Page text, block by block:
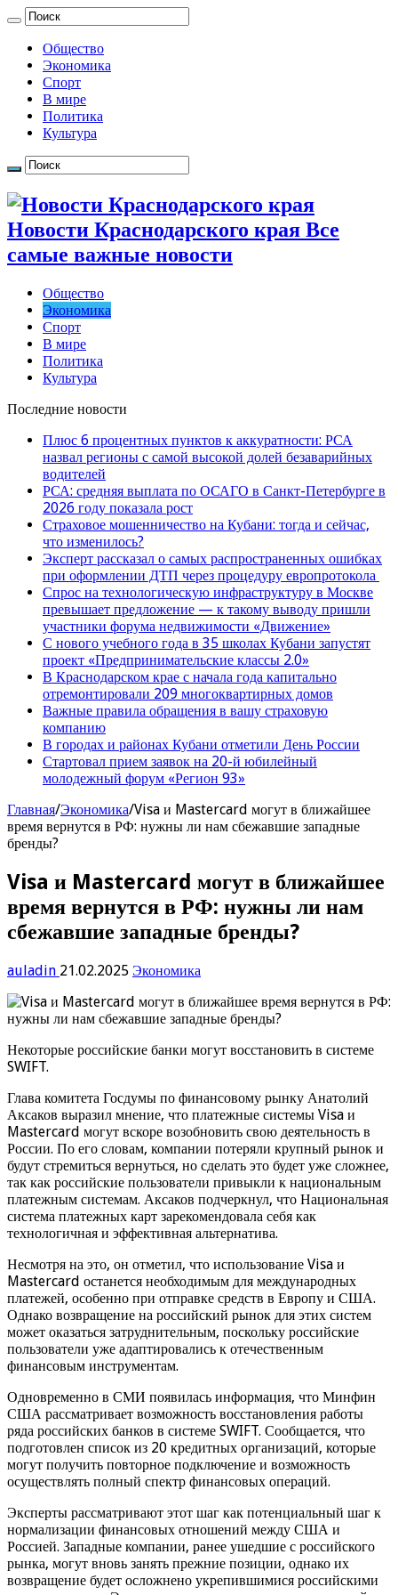
Общество
Экономика
Спорт
В мире
Политика
Культура
Новости Краснодарского края Все
самые важные новости
Общество
Экономика
Спорт
В мире
Политика
Культура
Последние новости
Плюс 6 процентных пунктов к аккуратности: РСА
назвал регионы с самой высокой долей безаварийных
водителей
РСА: средняя выплата по ОСАГО в Санкт-Петербурге в
2026 году показала рост
Страховое мошенничество на Кубани: тогда и сейчас,
что изменилось?
Эксперт рассказал о самых распространенных ошибках
при оформлении ДТП через процедуру европротокола
Спрос на технологическую инфраструктуру в Москве
превышает предложение — к такому выводу пришли
участники форума недвижимости «Движение»
С нового учебного года в 35 школах Кубани запустят
проект «Предпринимательские классы 2.0»
В Краснодарском крае с начала года капитально
отремонтировали 209 многоквартирных домов
Важные правила обращения в вашу страховую
компанию
В городах и районах Кубани отметили День России
Стартовал прием заявок на 20-й юбилейный
молодежный форум «Регион 93»
Главная/Экономика/Visa и Mastercard могут в ближайшее
время вернутся в РФ: нужны ли нам сбежавшие западные
бренды?
Visa и Mastercard могут в ближайшее
время вернутся в РФ: нужны ли нам
сбежавшие западные бренды?
auladin 21.02.2025 Экономика
Некоторые российские банки могут восстановить в системе
SWIFT.
Глава комитета Госдумы по финансовому рынку Анатолий
Аксаков выразил мнение, что платежные системы Visa и
Mastercard могут вскоре возобновить свою деятельность в
России. По его словам, компании потеряли крупный рынок и
будут стремиться вернуться, но сделать это будет уже сложнее,
так как российские пользователи привыкли к национальным
платежным системам. Аксаков подчеркнул, что Национальная
система платежных карт зарекомендовала себя как
технологичная и эффективная альтернатива.
Несмотря на это, он отметил, что использование Visa и
Mastercard останется необходимым для международных
платежей, особенно при отправке средств в Европу и США.
Однако возвращение на российский рынок для этих систем
может оказаться затруднительным, поскольку российские
пользователи уже адаптировались к отечественным
финансовым инструментам.
Одновременно в СМИ появилась информация, что Минфин
США рассматривает возможность восстановления работы
ряда российских банков в системе SWIFT. Сообщается, что
подготовлен список из 20 кредитных организаций, которые
могут получить повторное подключение и возможность
осуществлять полный спектр финансовых операций.
Эксперты рассматривают этот шаг как потенциальный шаг к
нормализации финансовых отношений между США и
Россией. Западные компании, ранее ушедшие с российского
рынка, могут вновь занять прежние позиции, однако их
возвращение будет осложнено укрепившимися российскими